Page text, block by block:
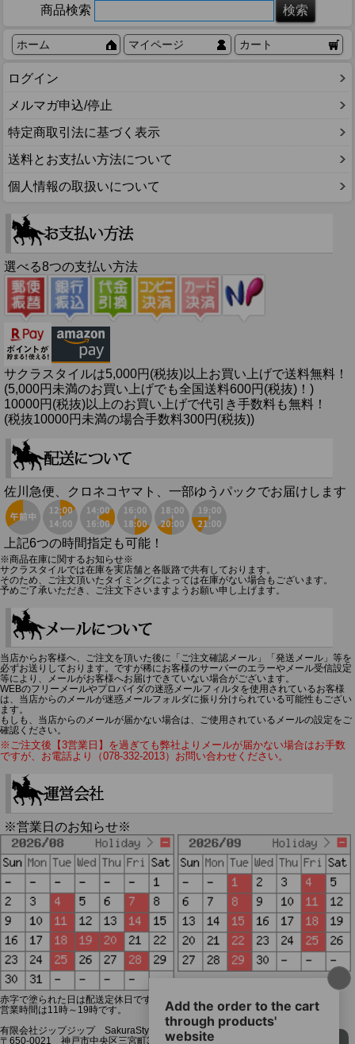
商品検索
ホーム マイページ カート
ログイン
メルマガ申込/停止
特定商取引法に基づく表示
送料とお支払い方法について
個人情報の取扱いについて
選べる8つの支払い方法
サクラスタイルは5,000円(税抜)以上お買い上げで送料無料！
(5,000円未満のお買い上げでも全国送料600円(税抜)！)
10000円(税抜)以上のお買い上げで代引き手数料も無料！
(税抜10000円未満の場合手数料300円(税抜))
佐川急便、クロネコヤマト、一部ゆうパックでお届けします
上記6つの時間指定も可能！
※商品在庫に関するお知らせ※
サクラスタイルでは在庫を実店舗と各販路で共有しております。
そのため、ご注文頂いたタイミングによっては在庫がない場合もございます。
予めご了承いただき、ご注文下さいますようお願い申し上げます。
当店からお客様へ、ご注文を頂いた後に「ご注文確認メール」「発送メール」等を
必ずお送りしております。ですが稀にお客様のサーバーのエラーやメール受信設定
等により、メールがお客様へお届けできていない場合がございます。
WEBのフリーメールやプロバイダの迷惑メールフィルタを使用されているお客様
は、当店からのメールが迷惑メールフォルダに振り分けられている可能性もござい
ます。
もしも、当店からのメールが届かない場合は、ご使用されているメールの設定をご
確認ください。
※ご注文後【3営業日】を過ぎても弊社よりメールが届かない場合はお手数
ですが、お電話より（078-332-2013）お問い合わせください。
※営業日のお知らせ※
赤字で塗られた日は配送定休日です。
営業時間は11時～19時です。
有限会社ジップジップ SakuraStyle通販事業部
〒650-0021 神戸市中央区三宮町3-9-19イトウビル1,4F